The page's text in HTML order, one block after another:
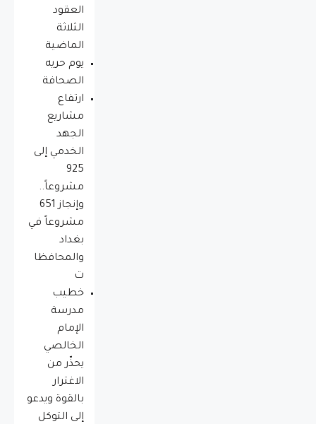
العقود
الثلاثة
الماضية
يوم حريه
الصحافة
ارتفاع
مشاريع
الجهد
الخدمي إلى
925
مشروعاً..
وإنجاز 651
مشروعاً في
بغداد
والمحافظا
ت
خطيب
مدرسة
الإمام
الخالصي
يحذّر من
الاغترار
بالقوة ويدعو
إلى التوكل